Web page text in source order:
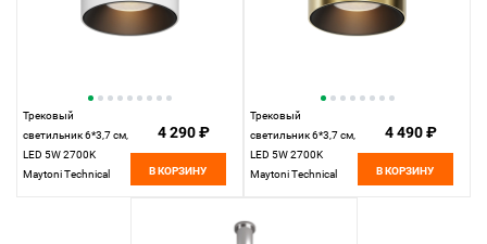
Трековый
светильник 6*3,7 см,
LED 5W 2700K
Maytoni Technical
4 290 ₽
В КОРЗИНУ
Трековый
светильник 6*3,7 см,
LED 5W 2700K
Maytoni Technical
5W2.7K-M-BBS
4 490 ₽
В КОРЗИНУ